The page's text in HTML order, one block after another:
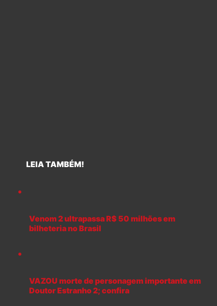
LEIA TAMBÉM!
Venom 2 ultrapassa R$ 50 milhões em
bilheteria no Brasil
VAZOU morte de personagem importante em
Doutor Estranho 2; confira